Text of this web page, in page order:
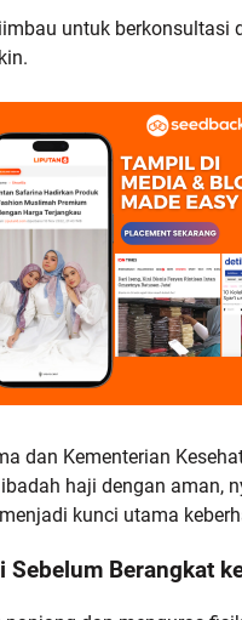
untuk berkonsultasi
dan Kementerian
haji dengan aman,
kunci utama
Berangkat